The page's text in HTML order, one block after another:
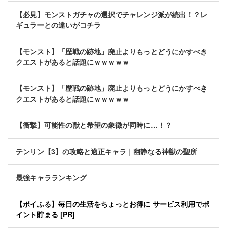
【必見】モンストガチャの選択でチャレンジ派が続出！？レ
ギュラーとの違いがコチラ
【モンスト】「歴戦の跡地」廃止よりもっとどうにかすべき
クエストがあると話題にｗｗｗｗｗ
【モンスト】「歴戦の跡地」廃止よりもっとどうにかすべき
クエストがあると話題にｗｗｗｗｗ
【衝撃】可能性の獣と希望の象徴が同時に…！？
テンリン【3】の攻略と適正キャラ｜幽静なる神獣の聖所
最強キャラランキング
【ポイふる】毎日の生活をちょっとお得に サービス利用でポ
イント貯まる [PR]